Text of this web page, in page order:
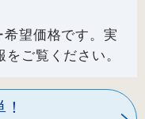
望価格です。実
ご覧ください。